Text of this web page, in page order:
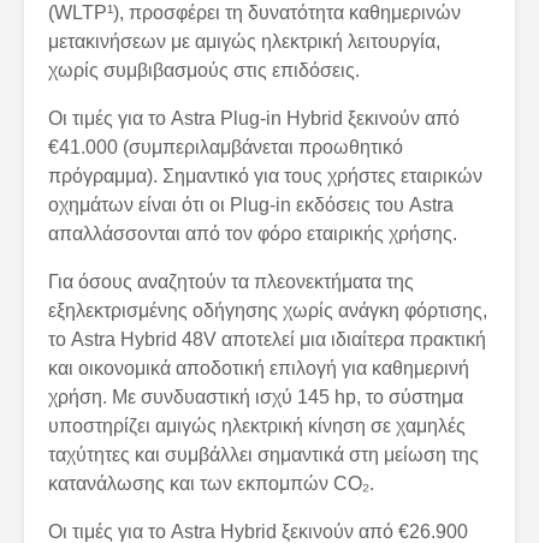
(WLTP¹), προσφέρει τη δυνατότητα καθημερινών
μετακινήσεων με αμιγώς ηλεκτρική λειτουργία,
χωρίς συμβιβασμούς στις επιδόσεις.
Οι τιμές για το Astra Plug-in Hybrid ξεκινούν από
€41.000 (συμπεριλαμβάνεται προωθητικό
πρόγραμμα). Σημαντικό για τους χρήστες εταιρικών
οχημάτων είναι ότι οι Plug-in εκδόσεις του Astra
απαλλάσσονται από τον φόρο εταιρικής χρήσης.
Για όσους αναζητούν τα πλεονεκτήματα της
εξηλεκτρισμένης οδήγησης χωρίς ανάγκη φόρτισης,
το Astra Hybrid 48V αποτελεί μια ιδιαίτερα πρακτική
και οικονομικά αποδοτική επιλογή για καθημερινή
χρήση. Με συνδυαστική ισχύ 145 hp, το σύστημα
υποστηρίζει αμιγώς ηλεκτρική κίνηση σε χαμηλές
ταχύτητες και συμβάλλει σημαντικά στη μείωση της
κατανάλωσης και των εκπομπών CO₂.
Οι τιμές για το Astra Hybrid ξεκινούν από €26.900